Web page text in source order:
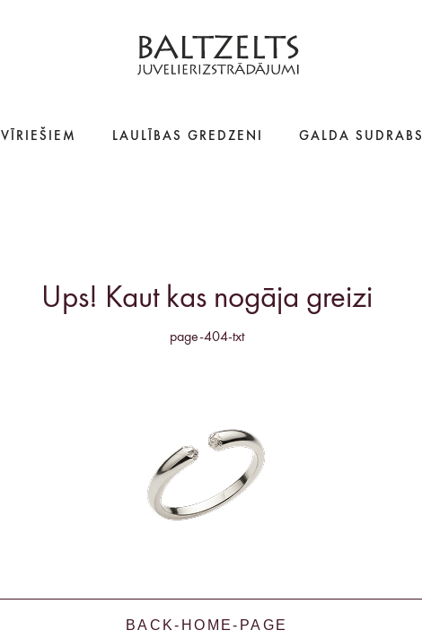
VĪRIEŠIEM LAULĪBAS GREDZENI GALDA SUDRABS
Ups! Kaut kas nogāja greizi
page-404-txt
BACK-HOME-PAGE